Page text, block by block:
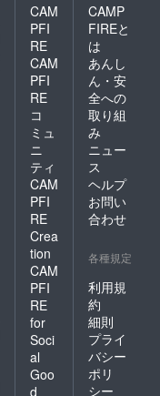
CAM
PFI
RE
CAM
PFI
RE
コ
ミュ
ニ
ティ
CAM
PFI
RE
Crea
tion
CAM
PFI
RE
for
Soci
al
Goo
d
CAMP
FIREと
は
あんし
ん・安
全への
取り組
み
ニュー
ス
ヘルプ
お問い
合わせ
各種規定
利用規
約
細則
プライ
バシー
ポリ
シー